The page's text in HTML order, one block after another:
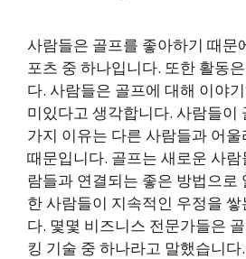
사람들은 골프를 좋아하기 때문
포츠 중 하나입니다. 또한 활동
다. 사람들은 골프에 대해 이야
미있다고 생각합니다. 사람들이
가지 이유는 다른 사람들과 어
때문입니다. 골프는 새로운 사
람들과 연결되는 좋은 방법으로
한 사람들이 지속적인 우정을
다. 몇몇 비즈니스 전문가들은
킹 기술 중 하나라고 말했습니다.